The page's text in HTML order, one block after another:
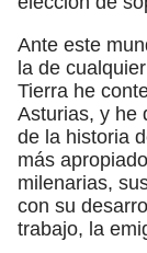
Ante este
la de
Tierra he
Asturias, y he
de la historia
más
milenarias,
con su
trabajo, la